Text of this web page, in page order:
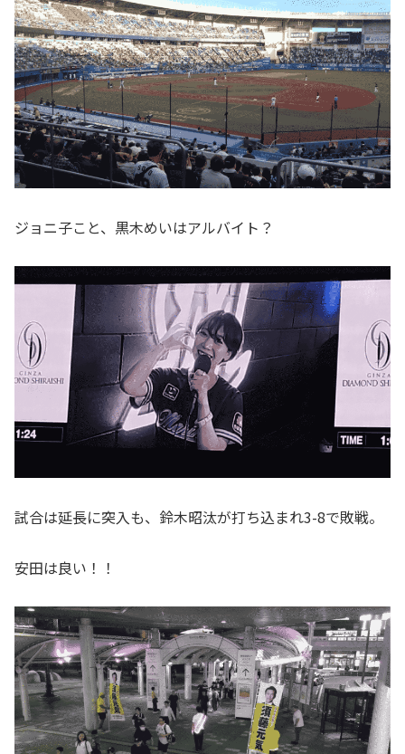
ジョニ子こと、黒木めいはアルバイト？
試合は延長に突入も、鈴木昭汰が打ち込まれ3-8で敗戦。
安田は良い！！